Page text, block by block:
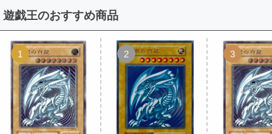
遊戯王のおすすめ商品
1 2 3